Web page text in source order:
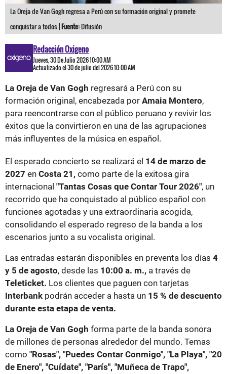
La Oreja de Van Gogh regresa a Perú con su formación original y promete
conquistar a todos |Fuente:Difusión
Redacción Oxigeno
Jueves, 30 De Julio 2026 10:00 AM
Actualizado el 30 de julio del 2026 10:00 AM
La Oreja de Van Gogh regresará a Perú con su
formación original, encabezada por Amaia Montero,
para reencontrarse con el público peruano y revivir los
éxitos que la convirtieron en una de las agrupaciones
más influyentes de la música en español.
El esperado concierto se realizará el 14 de marzo de
2027 en Costa 21, como parte de la exitosa gira
internacional "Tantas Cosas que Contar Tour 2026", un
recorrido que ha conquistado al público español con
funciones agotadas y una extraordinaria acogida,
consolidando el esperado regreso de la banda a los
escenarios junto a su vocalista original.
Las entradas estarán disponibles en preventa los días 4
y 5 de agosto, desde las 10:00 a. m., a través de
Teleticket. Los clientes que paguen con tarjetas
Interbank podrán acceder a hasta un 15 % de descuento
durante esta etapa de venta.
La Oreja de Van Gogh forma parte de la banda sonora
de millones de personas alrededor del mundo. Temas
como "Rosas", "Puedes Contar Conmigo", "La Playa", "20
de Enero", "Cuídate", "París", "Muñeca de Trapo",